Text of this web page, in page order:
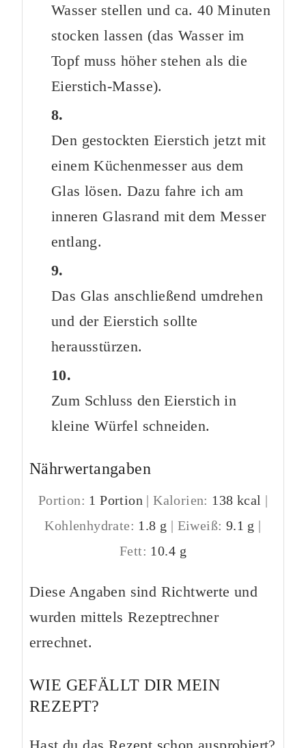
Wasser stellen und ca. 40 Minuten
stocken lassen (das Wasser im
Topf muss höher stehen als die
Eierstich-Masse).
Den gestockten Eierstich jetzt mit
einem Küchenmesser aus dem
Glas lösen. Dazu fahre ich am
inneren Glasrand mit dem Messer
entlang.
Das Glas anschließend umdrehen
und der Eierstich sollte
herausstürzen.
Zum Schluss den Eierstich in
kleine Würfel schneiden.
Nährwertangaben
Portion: 1 Portion |Kalorien: 138 kcal |
Kohlenhydrate: 1.8 g | Eiweiß: 9.1 g |
Fett: 10.4 g
Diese Angaben sind Richtwerte und
wurden mittels Rezeptrechner
errechnet.
WIE GEFÄLLT DIR MEIN
REZEPT?
Hast du das Rezept schon ausprobiert?